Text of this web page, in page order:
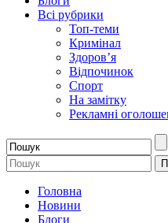
Всі рубрики
Топ-теми
Кримінал
Здоров’я
Відпочинок
Спорт
На замітку
Рекламні
Головна
Новини
Блоги